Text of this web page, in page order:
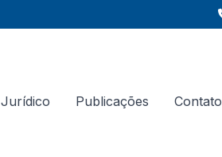
Jurídico Publicações Contato